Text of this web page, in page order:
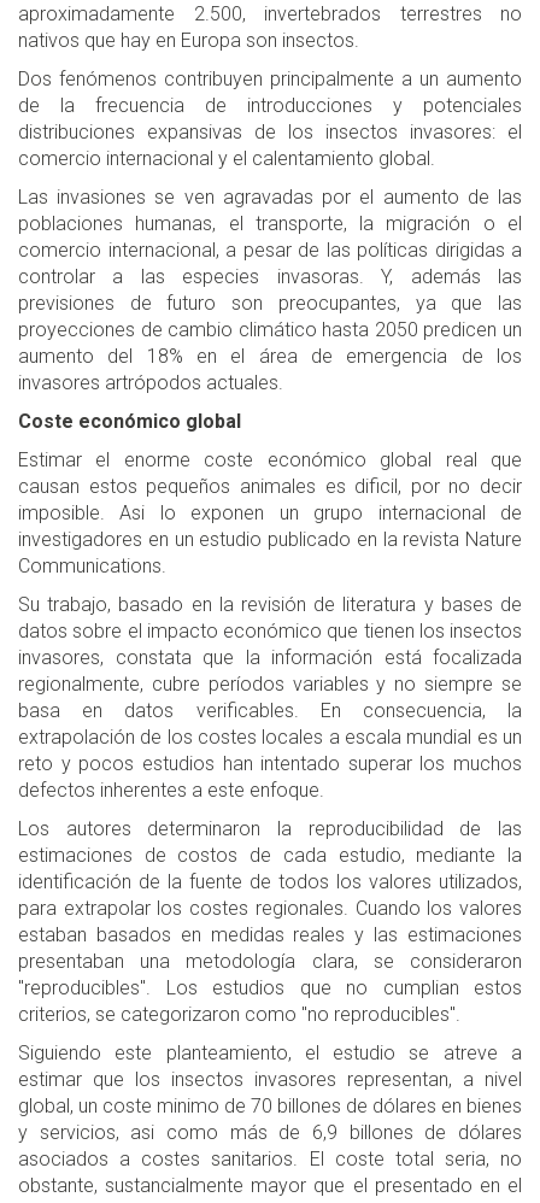
aproximadamente 2.500, invertebrados terrestres no
nativos que hay en Europa son insectos.
Dos fenómenos contribuyen principalmente a un aumento
de la frecuencia de introducciones y potenciales
distribuciones expansivas de los insectos invasores: el
comercio internacional y el calentamiento global.
Las invasiones se ven agravadas por el aumento de las
poblaciones humanas, el transporte, la migración o el
comercio internacional, a pesar de las políticas dirigidas a
controlar a las especies invasoras. Y, además las
previsiones de futuro son preocupantes, ya que las
proyecciones de cambio climático hasta 2050 predicen un
aumento del 18% en el área de emergencia de los
invasores artrópodos actuales.
Coste económico global
Estimar el enorme coste económico global real que
causan estos pequeños animales es dificil, por no decir
imposible. Asi lo exponen un grupo internacional de
investigadores en un estudio publicado en la revista Nature
Communications.
Su trabajo, basado en la revisión de literatura y bases de
datos sobre el impacto económico que tienen los insectos
invasores, constata que la información está focalizada
regionalmente, cubre períodos variables y no siempre se
basa en datos verificables. En consecuencia, la
extrapolación de los costes locales a escala mundial es un
reto y pocos estudios han intentado superar los muchos
defectos inherentes a este enfoque.
Los autores determinaron la reproducibilidad de las
estimaciones de costos de cada estudio, mediante la
identificación de la fuente de todos los valores utilizados,
para extrapolar los costes regionales. Cuando los valores
estaban basados en medidas reales y las estimaciones
presentaban una metodología clara, se consideraron
"reproducibles". Los estudios que no cumplian estos
criterios, se categorizaron como "no reproducibles".
Siguiendo este planteamiento, el estudio se atreve a
estimar que los insectos invasores representan, a nivel
global, un coste minimo de 70 billones de dólares en bienes
y servicios, asi como más de 6,9 billones de dólares
asociados a costes sanitarios. El coste total seria, no
obstante, sustancialmente mayor que el presentado en el